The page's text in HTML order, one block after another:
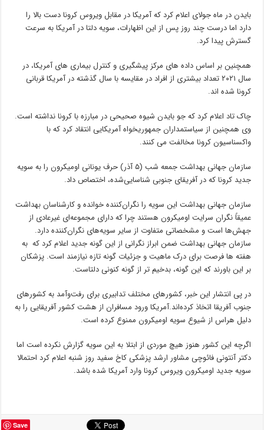
بایدن در ماه جولای اعلام کرد که آمریکا در مقابل ویروس کرونا دست بالا را
دارد اما درست چند روز پس از این اظهارات، سویه دلتا در آمریکا به سرعت
گسترش پیدا کرد.
همچنین بر اساس داده های مرکز پیشگیری و کنترل بیماری های آمریکا، در
سال ۲۰۲۱ تعداد بیشتری از افراد در مقایسه با سال گذشته در آمریکا قربانی
کرونا شده اند.
چاک تاد اعلام کرد که جو بایدن شیوه صحیحی در مبارزه با کرونا نداشته است.
وی همچنین از سیاستمداران جمهوریخواه آمریکایی انتقاد کرد که با
واکسناسیون کرونا مخالفت می کنند.
سازمان جهانی بهداشت جمعه شب (۵ آذر) حرف یونانی اومیکرون را به سویه
جدید کرونا که در آفریقای جنوبی شناسایی‌شده، اختصاص داد.
سازمان جهانی بهداشت این سویه را نگران‌کننده خوانده و کارشناسان بهداشت
عمیقاً نگران سرایت اومیکرون هستند چرا که دارای مجموعه‌ای غیرعادی از
جهش‌ها است و مشخصاتی متفاوت از سایر سویه‌های نگران‌کننده دارد.
سازمان جهانی بهداشت ضمن ابراز نگرانی از این گونه جدید اعلام کرد که به
هفته ها فرصت برای درک ماهیت و جزئیات گونه تازه نیازمند است. پزشکان
بر این باورند که این گونه، بدخیم تر از گونه کنونی دلتاست.
در پی انتشار این خبر، کشورهای مختلف تدابیری برای رفت‌وآمد به کشورهای
جنوب آفریقا اتخاذ کرده‌اند.آمریکا ورود مسافران از هشت کشور آفریقایی را به
دلیل هراس از شیوع سویه اومیکرون ممنوع کرده است.
اگرچه این کشور هنوز هیچ موردی از ابتلا به این سویه گزارش نکرده است اما
دکتر آنتونی فائوچی مشاور ارشد پزشکی کاخ سفید روز شنبه اعلام کرد احتمالا
سویه جدید اومیکرون ویروس کرونا وارد آمریکا شده باشد.
Save